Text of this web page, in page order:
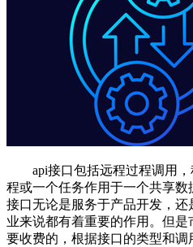
api接口包括远程过程调用，
程或一个任务作用于一个共享数
接口无论是服务于产品开发，
业来说都有着重要的作用。但
要收费的，根据接口的类型和